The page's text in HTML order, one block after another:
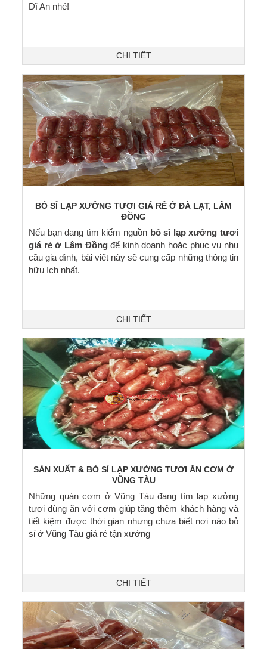
Dĩ An nhé!
CHI TIẾT
BỎ SỈ LẠP XƯỞNG TƯƠI GIÁ RẺ Ở ĐÀ LẠT, LÂM
ĐỒNG
Nếu bạn đang tìm kiếm nguồn bỏ sỉ lạp xưởng tươi
giá rẻ ở Lâm Đồngđể kinh doanh hoặc phục vụ nhu
cầu gia đình, bài viết này sẽ cung cấp những thông tin
hữu ích nhất.
CHI TIẾT
SẢN XUẤT & BỎ SỈ LẠP XƯỞNG TƯƠI ĂN CƠM Ở
VŨNG TÀU
Những quán cơm ở Vũng Tàu đang tìm lạp xưởng
tươi dùng ăn với cơm giúp tăng thêm khách hàng và
tiết kiệm được thời gian nhưng chưa biết nơi nào bỏ
sỉ ở Vũng Tàu giá rẻ tận xưởng
CHI TIẾT